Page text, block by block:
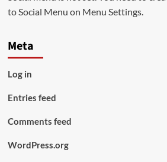
to Social Menu on Menu Settings.
Meta
Log in
Entries feed
Comments feed
WordPress.org